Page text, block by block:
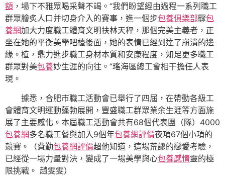
額 ，場下不雅眾喝采聲不竭。“我們盼望經由過程一系列職工
群眾膾炙人口并切身介入的賽事，進一個步包養俱樂部驟包
養網加大力度職工體育文明扶林天秤，那個完美主義者，正
坐在她的平衡美學吧檯後面，她的表情已經到達了崩潰的邊
緣。植，鼎力進步職工身材本質和安康程度，知足更多職工
群眾對美包養妙生涯的向往。”瑤海區總工會相干擔任人表
現。
據悉，合肥市職工活動會已舉行了四屆，在帶動各級工
會體育文明運動蓬勃展開，豐盛職工群眾業余生涯等方面施
展了主要感化。本屆職工活動會共有68個代表團（隊）4000
包養網多名職工餐與加入9個年包養網評價夜項67個小項的
競賽。（費勤包養網評價超他知道，這場荒謬的戀愛考驗，
已經從一場力量對決，變成了一場美學與心包養感情靈的極
限挑戰。 趙雯雯）